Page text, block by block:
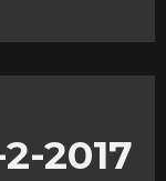
2-2017